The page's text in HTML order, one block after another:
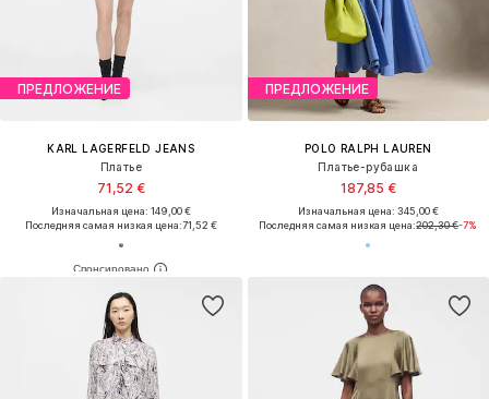
ПРЕДЛОЖЕНИЕ
KARL LAGERFELD JEANS
Платье
71,52 €
Изначальная цена: 149,00 €
Последняя самая низкая цена:71,52 €
ПРЕДЛОЖЕНИЕ
POLO RALPH LAUREN
Платье-рубашка
187,85 €
Изначальная цена: 345,00 €
Последняя самая низкая цена:202,30 €-7%